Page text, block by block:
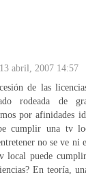
13 abril, 2007 14:57
de las
rodeada de
por afinidades
cumplir una tv
no se ve ni
local puede
En teoría,